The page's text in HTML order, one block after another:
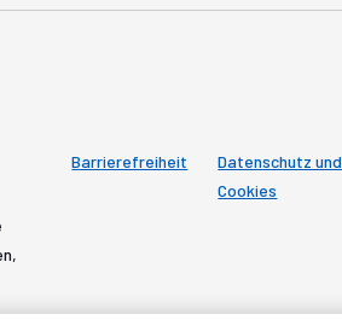
Barrierefreiheit
Datenschutz und
Cookies